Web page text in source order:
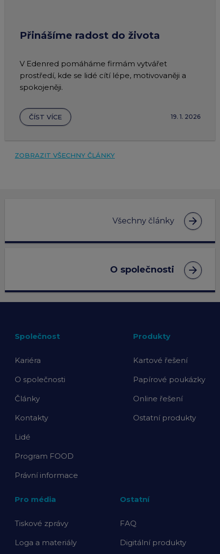
Přinášíme radost do života
V Edenred pomáháme firmám vytvářet
prostředí, kde se lidé cítí lépe, motivovaněji a
spokojeněji.
ČÍST VÍCE 19. 1. 2026
ZOBRAZIT VŠECHNY ČLÁNKY
Všechny články arrow_forward
O společnosti arrow_forward
Společnost
Kariéra
O společnosti
Články
Kontakty
Lidé
Program FOOD
Právní informace
Produkty
Kartové řešení
Papírové poukázky
Online řešení
Ostatní produkty
Pro média
Tiskové zprávy
Loga a materiály
Ostatní
FAQ
Digitální produkty